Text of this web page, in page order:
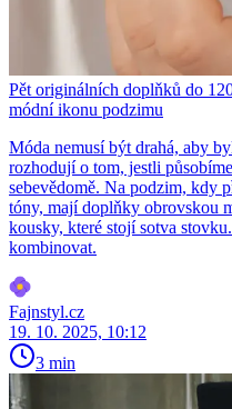
Pět originálních doplňků do
módní ikonu podzimu
Móda nemusí být drahá, aby
rozhodují o tom, jestli
sebevědomě. Na podzim, kdy
tóny, mají doplňky obrovskou
kousky, které stojí sotva
kombinovat.
Fajnstyl.cz
19. 10. 2025, 10:12
3 min